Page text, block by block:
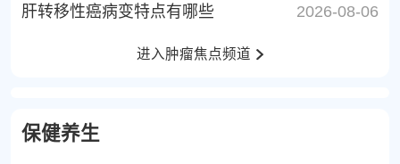
2026-08-06
肝转移性癌病变特点有哪些
进入肿瘤焦点频道
保健养生